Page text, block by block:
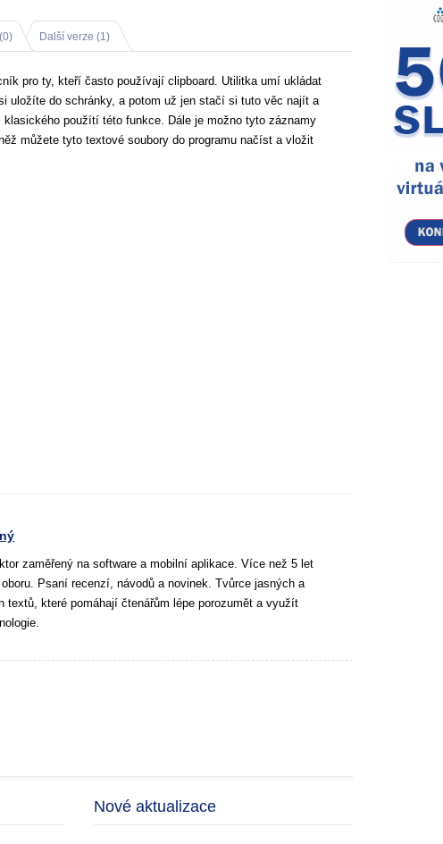
0) Další verze (1)
pro ty, kteří často používají clipboard. Utilitka umí ukládat
uložíte do schránky, a potom už jen stačí si tuto věc najít a
použítí této funkce. Dále je možno tyto záznamy
můžete tyto textové soubory do programu načíst a vložit
zaměřený na software a mobilní aplikace. Více než 5 let
Psaní recenzí, návodů a novinek. Tvůrce jasných a
textů, které pomáhají čtenářům lépe porozumět a využít
Nové aktualizace